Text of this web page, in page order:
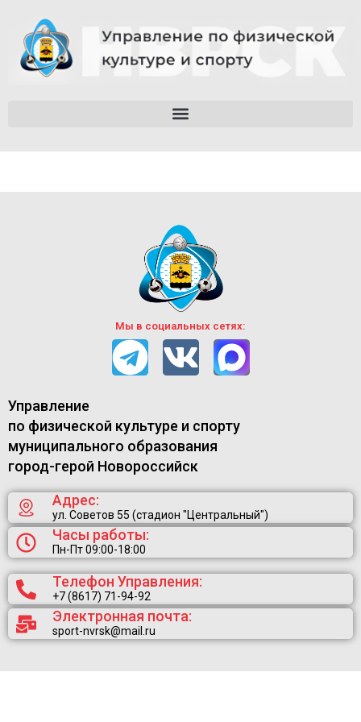
Мы в социальных сетях:
Управление
по физической культуре и спорту
муниципального образования
город-герой Новороссийск
Адрес:
ул. Советов 55 (стадион "Центральный")
Часы работы:
Пн-Пт 09:00-18:00
Телефон Управления:
+7 (8617) 71-94-92
Электронная почта:
sport-nvrsk@mail.ru